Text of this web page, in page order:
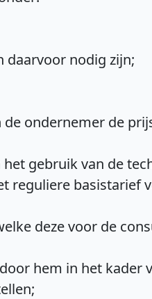
daarvoor nodig zijn;
ondernemer de
gebruik van de
reguliere basistarief
deze voor de
hem in het kader